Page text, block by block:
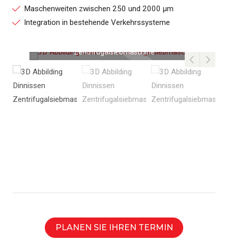
Zentrifugalsiebmaschine
Maschenweiten zwischen 250 und 2000 µm
Integration in bestehende Verkehrssysteme
PLANEN SIE IHREN TERMIN